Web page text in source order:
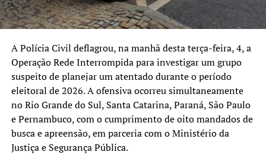
A Polícia Civil deflagrou, na manhã desta terça-feira, 4, a
Operação Rede Interrompida para investigar um grupo
suspeito de planejar um atentado durante o período
eleitoral de 2026. A ofensiva ocorreu simultaneamente
no Rio Grande do Sul, Santa Catarina, Paraná, São Paulo
e Pernambuco, com o cumprimento de oito mandados de
busca e apreensão, em parceria com o Ministério da
Justiça e Segurança Pública.